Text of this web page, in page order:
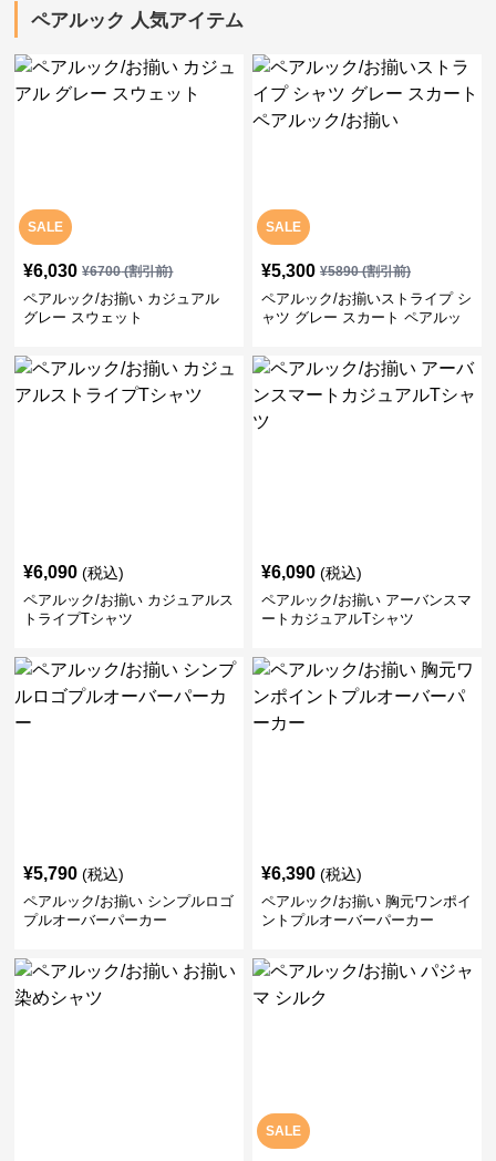
ペアルック 人気アイテム
SALE
¥6,030 ¥6700(割引前)
ペアルック/お揃い カジュアル
グレー スウェット
SALE
¥5,300 ¥5890(割引前)
ペアルック/お揃いストライプ シ
ャツ グレー スカート ペアルッ
¥6,090 (税込)
ペアルック/お揃い カジュアルス
トライプTシャツ
¥6,090 (税込)
ペアルック/お揃い アーバンスマ
ートカジュアルTシャツ
¥5,790 (税込)
ペアルック/お揃い シンプルロゴ
プルオーバーパーカー
¥6,390 (税込)
ペアルック/お揃い 胸元ワンポイ
ントプルオーバーパーカー
SALE